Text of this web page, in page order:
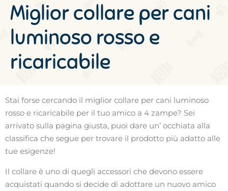
Miglior collare per cani
luminoso rosso e
ricaricabile
Stai forse cercando il miglior collare per cani luminoso
rosso e ricaricabile per il tuo amico a 4 zampe? Sei
arrivato sulla pagina giusta, puoi dare un’ occhiata alla
classifica che segue per trovare il prodotto più adatto alle
tue esigenze!
Il collare è uno di quegli accessori che devono essere
acquistati quando si decide di adottare un nuovo amico